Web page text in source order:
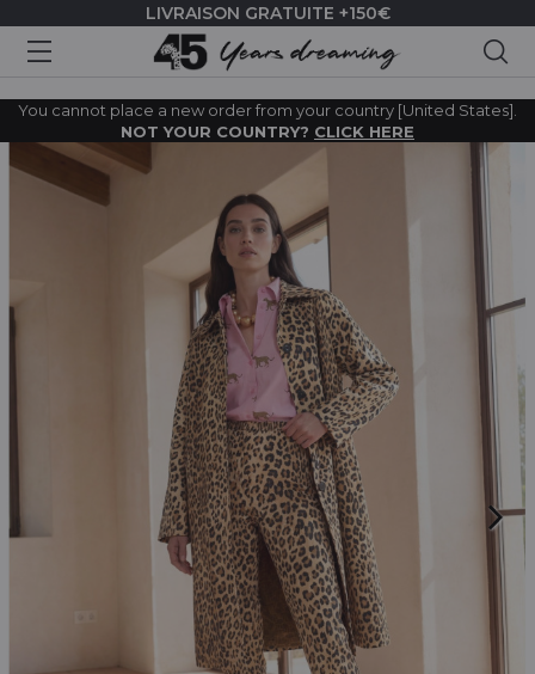
LIVRAISON GRATUITE +150€
You cannot place a new order from your country [United States].
NOT YOUR COUNTRY? CLICK HERE